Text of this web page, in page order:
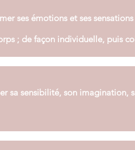
ses émotions et ses
; de façon individuelle, puis
sa sensibilité, son imagination,